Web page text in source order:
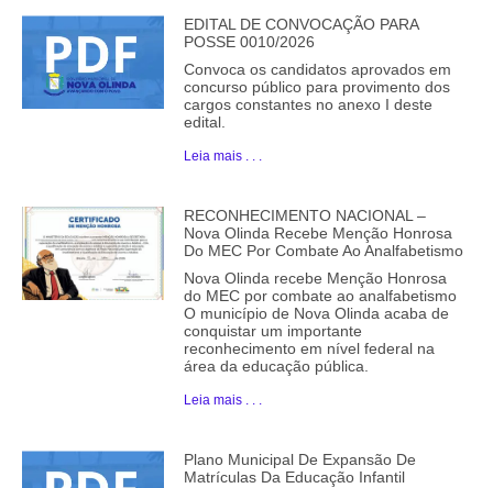
EDITAL DE CONVOCAÇÃO PARA
POSSE 0010/2026
Convoca os candidatos aprovados em
concurso público para provimento dos
cargos constantes no anexo I deste
edital.
Leia mais . . .
RECONHECIMENTO NACIONAL –
Nova Olinda Recebe Menção Honrosa
Do MEC Por Combate Ao Analfabetismo
Nova Olinda recebe Menção Honrosa
do MEC por combate ao analfabetismo
O município de Nova Olinda acaba de
conquistar um importante
reconhecimento em nível federal na
área da educação pública.
Leia mais . . .
Plano Municipal De Expansão De
Matrículas Da Educação Infantil